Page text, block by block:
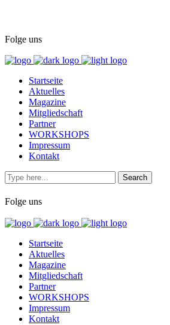
Folge uns
Startseite
Aktuelles
Magazine
Mitgliedschaft
Partner
WORKSHOPS
Impressum
Kontakt
Folge uns
Startseite
Aktuelles
Magazine
Mitgliedschaft
Partner
WORKSHOPS
Impressum
Kontakt